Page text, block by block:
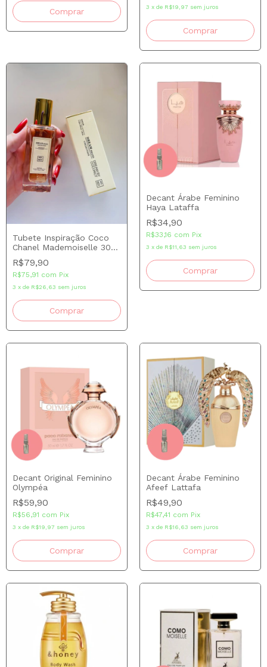
Comprar 3 x de R$19,97 sem juros
Comprar
Tubete Inspiração Coco
Chanel Mademoiselle 30
ml Brand Collection
R$79,90
R$75,91 com Pix
3 x de R$26,63 sem juros
Decant Árabe Feminino
Haya Lataffa
R$34,90
R$33,16 com Pix
3 x de R$11,63 sem juros
Comprar
Decant Original Feminino
Olympéa
R$59,90
R$56,91 com Pix
3 x de R$19,97 sem juros
Comprar
Decant Árabe Feminino
Afeef Lattafa
R$49,90
R$47,41 com Pix
3 x de R$16,63 sem juros
Comprar